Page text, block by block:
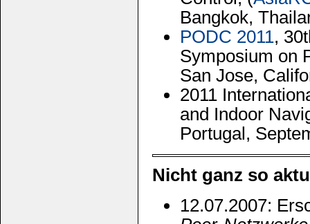
Bangkok,
PODC 2011,
Symposium on
San Jose,
2011
and Indoor
Portugal,
Nicht ganz so
12.07.2007: